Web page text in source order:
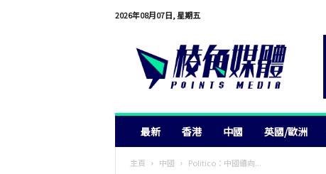
2026年08月07日, 星期五
最新 香港 中國 英國/歐洲
主頁 中國 Politico：中國續向...